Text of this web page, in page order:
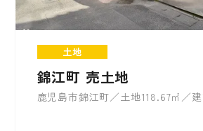
土地
錦江町 売土地
鹿児島市錦江町／土地118.67㎡／